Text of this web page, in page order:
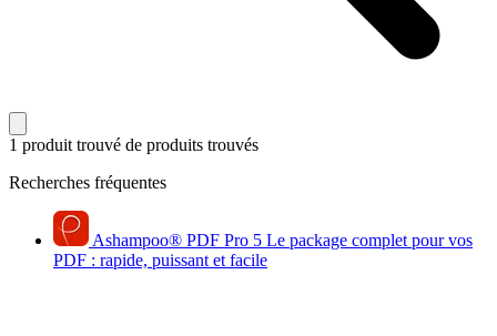
1 produit trouvé de produits trouvés
Recherches fréquentes
Ashampoo® PDF Pro 5 Le package complet pour vos
PDF : rapide, puissant et facile